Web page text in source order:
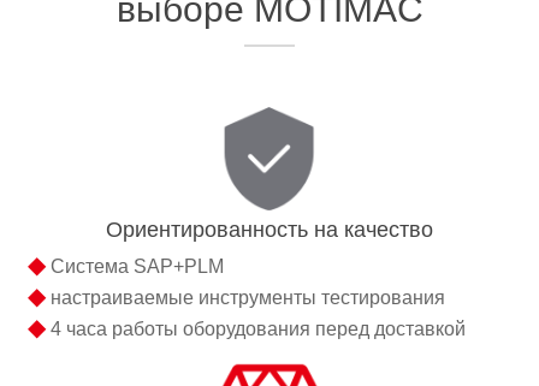
выборе MOTIMAC
Ориентированность на качество
◆Система SAP+PLM
◆настраиваемые инструменты тестирования
◆4 часа работы оборудования перед доставкой